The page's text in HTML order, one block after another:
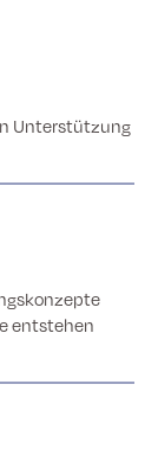
Unterstützung
entstehen